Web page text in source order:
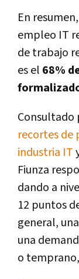
En
empleo IT
de trabajo
es el 68%
Consultado
recortes de
industria IT
Fiunza
dando a
12 puntos
general,
una
o